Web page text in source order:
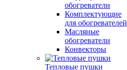
обогреватели
Комплектующие
для обогревателей
Масляные
обогреватели
Конвекторы
Тепловые пушки